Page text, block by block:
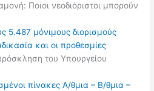
Ποιοι νεοδιόριστοι μπορούν
5.487 μόνιμους διορισμούς
και οι προθεσμίες
του Υπουργείου
πίνακες Α/θμια – Β/θμια –